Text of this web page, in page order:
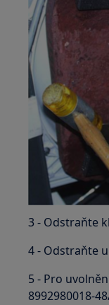
3 - Odstraňte
4 - Odstraňte
5 - Pro
8992980018-